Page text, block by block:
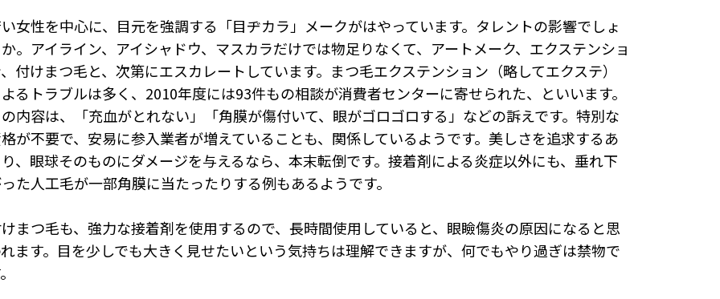
女性を中心に、目元を強調する「目ヂカラ」メークがはやっています。タレントの影響でしょ
。アイライン、アイシャドウ、マスカラだけでは物足りなくて、アートメーク、エクステンショ
付けまつ毛と、次第にエスカレートしています。まつ毛エクステンション（略してエクステ）
るトラブルは多く、2010年度には93件もの相談が消費者センターに寄せられた、といいます。
内容は、「充血がとれない」「角膜が傷付いて、眼がゴロゴロする」などの訴えです。特別な
が不要で、安易に参入業者が増えていることも、関係しているようです。美しさを追求するあ
、眼球そのものにダメージを与えるなら、本末転倒です。接着剤による炎症以外にも、垂れ下
た人工毛が一部角膜に当たったりする例もあるようです。
まつ毛も、強力な接着剤を使用するので、長時間使用していると、眼瞼傷炎の原因になると思
ます。目を少しでも大きく見せたいという気持ちは理解できますが、何でもやり過ぎは禁物で